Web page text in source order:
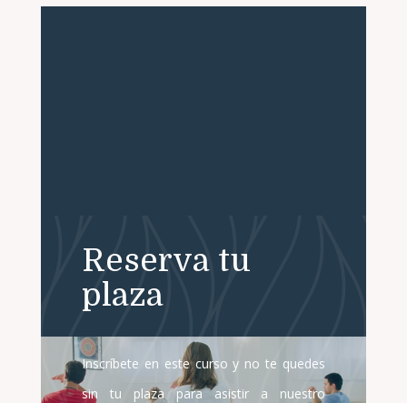
Reserva tu
plaza
Inscríbete en este curso y no te quedes
sin tu plaza para asistir a nuestro